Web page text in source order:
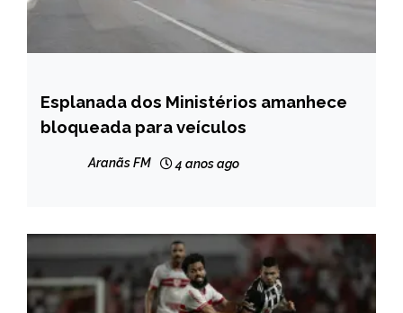
BRASIL
NOTÍCIAS
Esplanada dos Ministérios amanhece
bloqueada para veículos
Aranãs FM 4 anos ago